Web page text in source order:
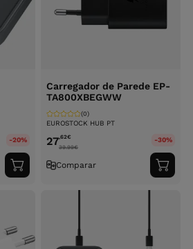
-20%
Adicionar
ao
Carregador de Parede EP-
TA800XBEGWW
EUROSTOCK HUB PT
(0)
27,62€
39.99€
-30%
Comparar
ao